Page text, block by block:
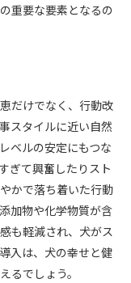
重要な要素となるの
だけでなく、行動改
スタイルに近い自然
ベルの安定にもつな
ぎて興奮したりスト
かで落ち着いた行動
加物や化学物質が含
も軽減され、犬がス
入は、犬の幸せと健
るでしょう。